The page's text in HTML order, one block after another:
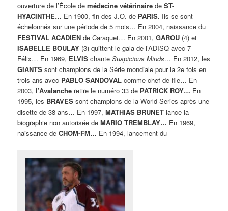
ouverture de l’École demédecine vétérinaire deST-
HYACINTHE… En 1900, fin des J.O. de PARIS. Ils se sont
échelonnés sur une période de 5 mois… En 2004, naissance du
FESTIVAL ACADIEN de Caraquet… En 2001,GAROU (4) et
ISABELLE BOULAY (3) quittent le gala de l’ADISQ avec 7
Félix… En 1969, ELVIS chanteSuspicious Minds… En 2012, les
GIANTS sont champions de la Série mondiale pour la 2e fois en
trois ans avec PABLO SANDOVAL comme chef de file… En
2003,l’Avalanche retire le numéro 33 de PATRICK ROY… En
1995, les BRAVES sont champions de la World Series après une
disette de 38 ans… En 1997,MATHIAS BRUNET lance la
biographie non autorisée deMARIO TREMBLAY… En 1969,
naissance deCHOM-FM… En 1994, lancement du